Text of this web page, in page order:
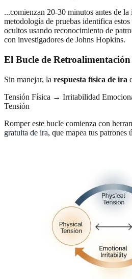
...comienzan 20-30 minutos antes de
metodología de pruebas identifica estos
ocultos usando reconocimiento de
con investigadores de Johns Hopkins.
El Bucle de
Sin manejar, la respuesta física de ira
Tensión Física → Irritabilidad
Tensión
Romper este bucle comienza con
gratuita de ira, que mapea tus patrones